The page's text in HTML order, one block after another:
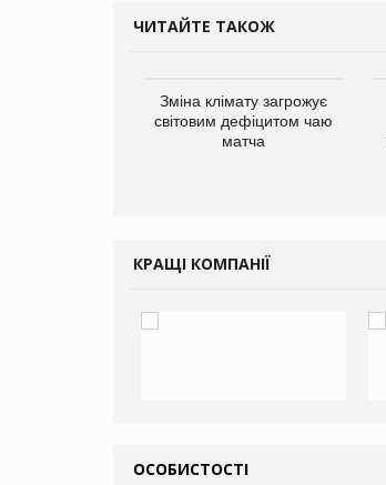
ЧИТАЙТЕ ТАКОЖ
Зміна клімату загрожує
світовим дефіцитом чаю
матча
КРАЩІ КОМПАНІЇ
ОСОБИСТОСТІ